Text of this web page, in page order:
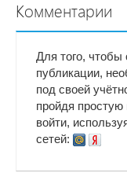
Комментарии
Для того, чтобы
публикации,
под своей
пройдя простую
войти,
сетей: